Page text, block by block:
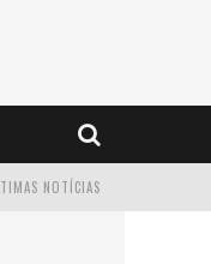
NOTÍCIAS